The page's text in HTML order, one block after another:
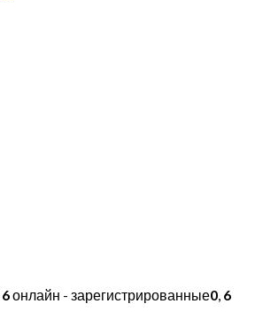
6онлайн - зарегистрированные0, 6